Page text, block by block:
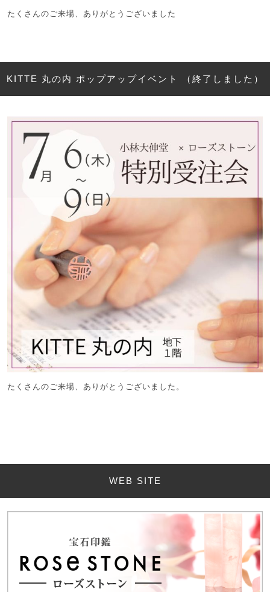
たくさんのご来場、ありがとうございました
KITTE 丸の内 ポップアップイベント （終了しました）
たくさんのご来場、ありがとうございました。
WEB SITE